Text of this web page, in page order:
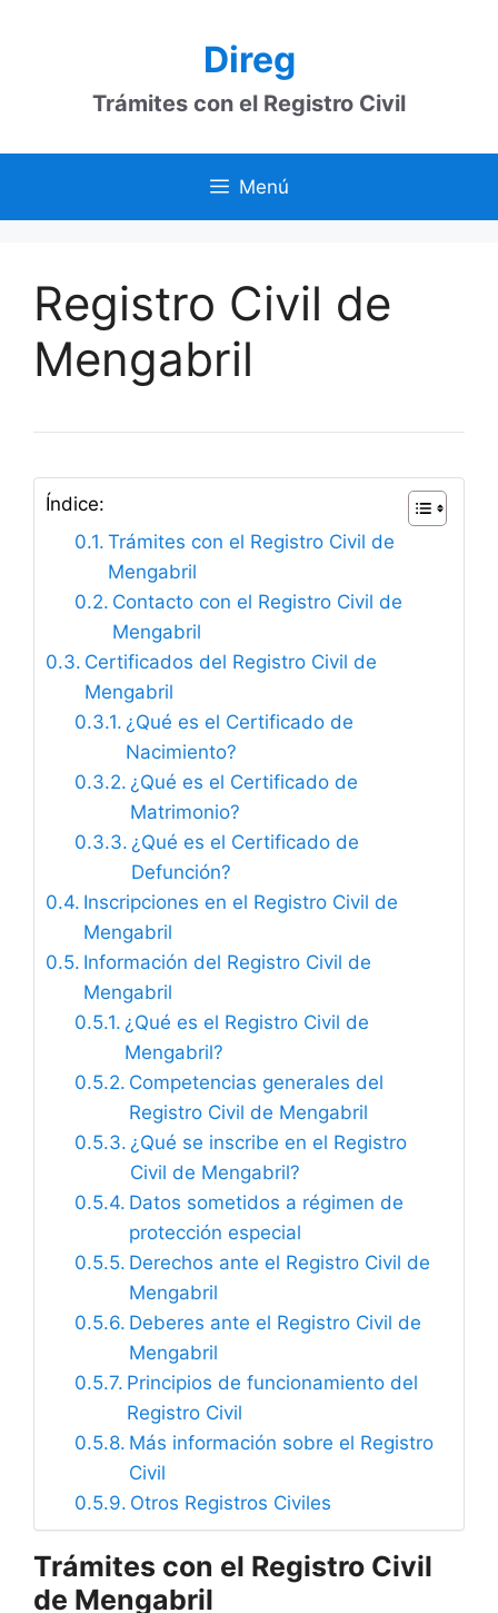
Direg
Trámites con el Registro Civil
Menú
Registro Civil de
Mengabril
Índice:
Trámites con el Registro Civil de
Mengabril
Contacto con el Registro Civil de
Mengabril
Certificados del Registro Civil de
Mengabril
¿Qué es el Certificado de
Nacimiento?
¿Qué es el Certificado de
Matrimonio?
¿Qué es el Certificado de
Defunción?
Inscripciones en el Registro Civil de
Mengabril
Información del Registro Civil de
Mengabril
¿Qué es el Registro Civil de
Mengabril?
Competencias generales del
Registro Civil de Mengabril
¿Qué se inscribe en el Registro
Civil de Mengabril?
Datos sometidos a régimen de
protección especial
Derechos ante el Registro Civil de
Mengabril
Deberes ante el Registro Civil de
Mengabril
Principios de funcionamiento del
Registro Civil
Más información sobre el Registro
Civil
Otros Registros Civiles
Trámites con el Registro Civil
de Mengabril